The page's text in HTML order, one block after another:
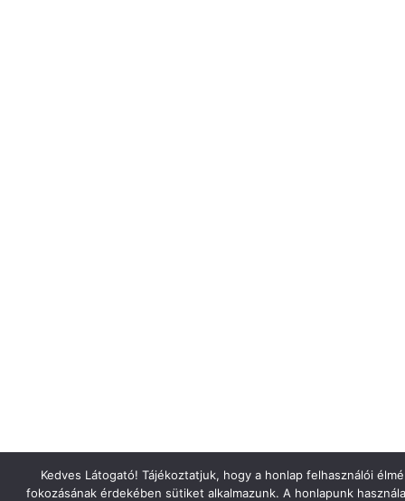
Kedves Látogató! Tájékoztatjuk, hogy a honlap felhasználói
fokozásának érdekében sütiket alkalmazunk. A honlapunk